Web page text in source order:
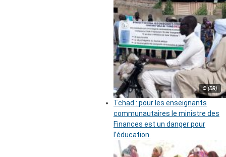
© (DR)
Tchad : pour les enseignants
communautaires le ministre des
Finances est un danger pour
l’éducation.